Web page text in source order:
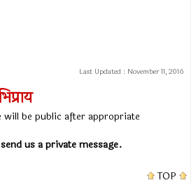
Last Updated : November 11, 2016
be public after appropriate
us a private message.
TOP